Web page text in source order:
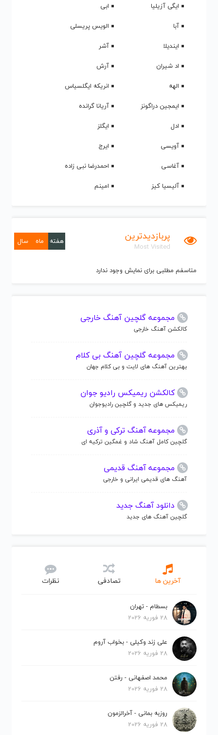
ایگی آزیلیا
ابی
آبا
الویس پریسلی
ایندیلا
آشر
اد شیران
آرش
الهه
انریکه ایگلسیاس
ایمجین دراگونز
آریانا گرانده
ادل
ایگلز
آویسی
ایرج
آغاسی
احمدرضا نبی زاده
آلیسیا کیز
امینم
پربازدیدترین
Most Visited
هفته ماه سال
متاسفم مطلبی برای نمایش وجود ندارد
مجموعه گلچین آهنگ خارجی
کالکشن آهنگ خارجی
مجموعه گلچین آهنگ بی کلام
بهترین آهنگ های لایت و بی کلام جهان
کالکشن ریمیکس رادیو جوان
ریمیکس های جدید و گلچین رادیوجوان
مجموعه آهنگ ترکی و آذری
گلچین کامل آهنگ شاد و غمگین ترکیه ای
مجموعه آهنگ قدیمی
آهنگ های قدیمی ایرانی و خارجی
دانلود آهنگ جدید
گلچین آهنگ های جدید
آخرین ها تصادفی نظرات
بسطام - تهران
28 فوریه 2026
علی زند وکیلی - بخواب آروم
28 فوریه 2026
محمد اصفهانی - رفتن
28 فوریه 2026
روزبه بمانی - آخرالزمون
28 فوریه 2026